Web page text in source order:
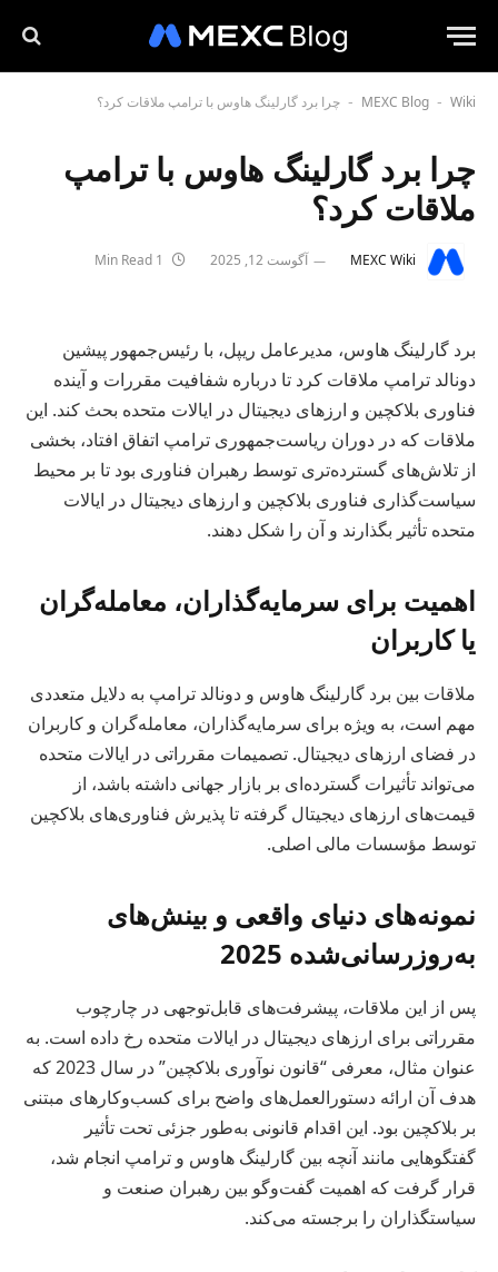
MEXC Blog - Wiki
- چرا برد گارلینگ هاوس با ترامپ ملاقات کرد؟
چرا برد گارلینگ هاوس با ترامپ
ملاقات کرد؟
MEXC Wiki آگوست 12, 2025
برد گارلینگ هاوس، مدیرعامل ریپل، با رئیس‌جمهور پیشین
دونالد ترامپ ملاقات کرد تا درباره شفافیت مقررات و آینده
فناوری بلاکچین و ارزهای دیجیتال در ایالات متحده بحث کند. این
ملاقات که در دوران ریاست‌جمهوری ترامپ اتفاق افتاد، بخشی
از تلاش‌های گسترده‌تری توسط رهبران فناوری بود تا بر محیط
سیاست‌گذاری فناوری بلاکچین و ارزهای دیجیتال در ایالات
متحده تأثیر بگذارند و آن را شکل دهند.
اهمیت برای سرمایه‌گذاران، معامله‌گران
یا کاربران
ملاقات بین برد گارلینگ هاوس و دونالد ترامپ به دلایل متعددی
مهم است، به ویژه برای سرمایه‌گذاران، معامله‌گران و کاربران
در فضای ارزهای دیجیتال. تصمیمات مقرراتی در ایالات متحده
می‌تواند تأثیرات گسترده‌ای بر بازار جهانی داشته باشد، از
قیمت‌های ارزهای دیجیتال گرفته تا پذیرش فناوری‌های بلاکچین
توسط مؤسسات مالی اصلی.
نمونه‌های دنیای واقعی و بینش‌های
به‌روزرسانی‌شده 2025
پس از این ملاقات، پیشرفت‌های قابل‌توجهی در چارچوب
مقرراتی برای ارزهای دیجیتال در ایالات متحده رخ داده است. به
عنوان مثال، معرفی “قانون نوآوری بلاکچین” در سال 2023 که
هدف آن ارائه دستورالعمل‌های واضح برای کسب‌وکارهای مبتنی
بر بلاکچین بود. این اقدام قانونی به‌طور جزئی تحت تأثیر
گفتگوهایی مانند آنچه بین گارلینگ هاوس و ترامپ انجام شد،
قرار گرفت که اهمیت گفت‌وگو بین رهبران صنعت و
سیاستگذاران را برجسته می‌کند.